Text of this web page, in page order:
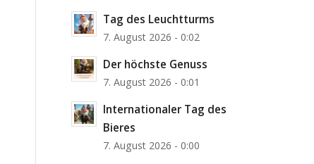
Tag des Leuchtturms
7. August 2026 - 0:02
Der höchste Genuss
7. August 2026 - 0:01
Internationaler Tag des
Bieres
7. August 2026 - 0:00